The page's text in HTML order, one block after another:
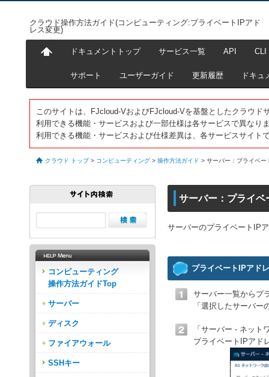
クラウド操作方法ガイド(コンピューティング:プライベートIPアド
レス変更)
ドキュメントトップ サービス一覧 API CLI
サポート ユーザーガイド 更新履歴 ドキュ
このサイトは、FJcloud-VおよびFJcloud-Vを基盤としたクラウド
利用できる機能・サービスおよび一部仕様は各サービスで異なり
利用できる機能・サービスおよび仕様差異は、各サービスサイト
クラウド トップ > コンピューティング > 操作方法ガイド > サーバー：プライベー
サーバー：プライベ
サーバーのプライベートIP
プライベートIPアド
サーバー一覧からプ
「選択したサーバ
「サーバー - ネット
プライベートIPアド
コンピューティング
操作方法ガイドTop
サーバー
ディスク
ファイアウォール
SSHキー